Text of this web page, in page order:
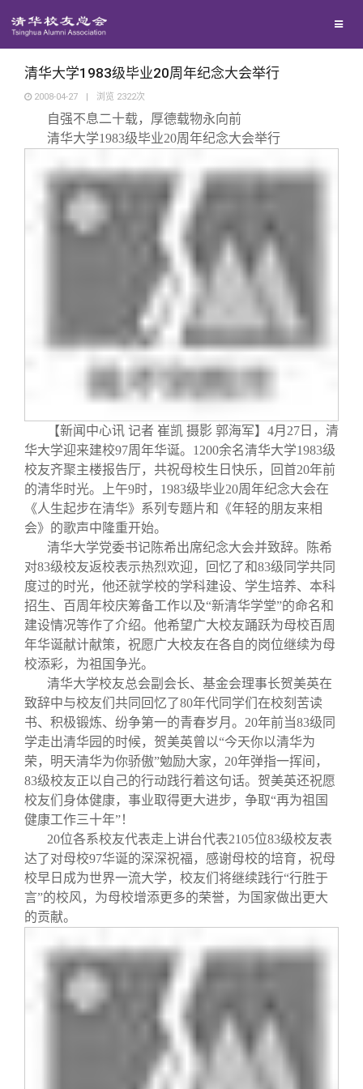
地区联络
年级联络
院系校友工作
专业委员会
西南联大校友会
回馈母校
捐赠项目
捐赠新闻
捐赠纪事
义工计划
媒体平台
《清华校友通讯》
《水木清华》
新媒体平台
百年清华
清华人物
青春风采
校友文苑
校友视界
信息化服务
三创大赛
总会简介
会长致辞
理事会名单
制度法规
联系我们
清华大学1983级毕业20周年纪念大会举行
2008-04-27 | 浏览 2322次
自强不息二十载，厚德载物永向前
清华大学1983级毕业20周年纪念大会举行
【新闻中心讯 记者 崔凯 摄影 郭海军】 4月 27 日 ，清
华大学迎来建校97周年华诞。 1200余名清华大学1983级
校友齐聚主楼报告厅，共祝母校生日快乐，回首20年前
的清华时光。上午9时， 1983级毕业20周年纪念大会在
《人生起步在清华》系列专题片和《年轻的朋友来相
会》的歌声中隆重开始。
清华大学党委书记陈希出席纪念大会并致辞。陈希
对83级校友返校表示热烈欢迎，回忆了和83级同学共同
度过的时光，他还就学校的学科建设、学生培养、本科
招生、百周年校庆筹备工作以及“新清华学堂”的命名和
建设情况等作了介绍。他希望广大校友踊跃为母校百周
年华诞献计献策，祝愿广大校友在各自的岗位继续为母
校添彩，为祖国争光。
清华大学校友总会副会长、基金会理事长贺美英在
致辞中与校友们共同回忆了80年代同学们在校刻苦读
书、积极锻炼、纷争第一的青春岁月。 20年前当83级同
学走出清华园的时候，贺美英曾以“今天你以清华为
荣，明天清华为你骄傲”勉励大家， 20年弹指一挥间，
83级校友正以自己的行动践行着这句话。贺美英还祝愿
校友们身体健康，事业取得更大进步，争取“再为祖国
健康工作三十年”！
20位各系校友代表走上讲台代表2105位83级校友表
达了对母校97华诞的深深祝福，感谢母校的培育，祝母
校早日成为世界一流大学，校友们将继续践行“行胜于
言”的校风，为母校增添更多的荣誉，为国家做出更大
的贡献。